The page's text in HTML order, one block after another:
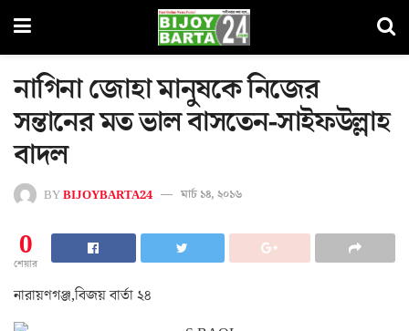
নাগিনা জোহা মানুষকে নিজের
সন্তানের মত ভাল বাসতেন-সাইফউল্লাহ
বাদল
BYBIJOYBARTA24 মার্চ ১৪, ২০১৬
0
শেয়ার
নারায়ণগঞ্জ,বিজয় বার্তা ২৪